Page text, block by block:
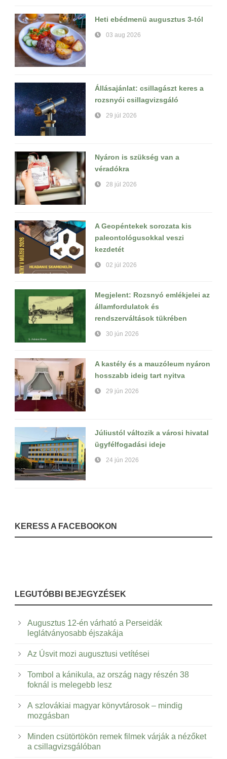
Heti ebédmenü augusztus 3-tól
03 aug 2026
Állásajánlat: csillagászt keres a
rozsnyói csillagvizsgáló
29 júl 2026
Nyáron is szükség van a
véradókra
28 júl 2026
A Geopéntekek sorozata kis
paleontológusokkal veszi
kezdetét
02 júl 2026
Megjelent: Rozsnyó emlékjelei az
államfordulatok és
rendszerváltások tükrében
30 jún 2026
A kastély és a mauzóleum nyáron
hosszabb ideig tart nyitva
29 jún 2026
Júliustól változik a városi hivatal
ügyfélfogadási ideje
24 jún 2026
KERESS A FACEBOOKON
LEGUTÓBBI BEJEGYZÉSEK
Augusztus 12-én várható a Perseidák
leglátványosabb éjszakája
Az Úsvit mozi augusztusi vetítései
Tombol a kánikula, az ország nagy részén 38
foknál is melegebb lesz
A szlovákiai magyar könyvtárosok – mindig
mozgásban
Minden csütörtökön remek filmek várják a nézőket
a csillagvizsgálóban